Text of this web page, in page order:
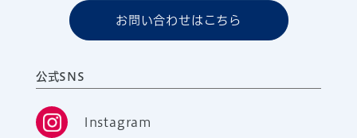
お問い合わせはこちら
公式SNS
Instagram